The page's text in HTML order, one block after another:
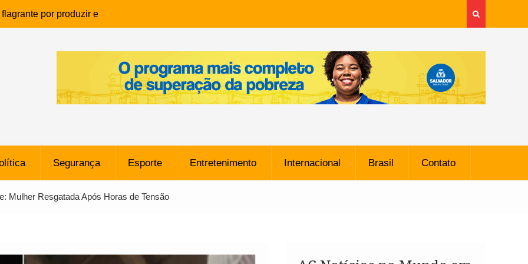
por produzir e
infantil em Eunápolis
morreu após ataque
sem restrições e pode
o Vasco
SpaceX Colide com a Lua
Metros, Afirma a Nasa
Segurança Esporte Entretenimento Internacional Brasil Contato
Mulher Resgatada Após Horas de Tensão